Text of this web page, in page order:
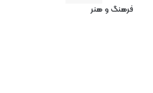
فرهنگ و هنر